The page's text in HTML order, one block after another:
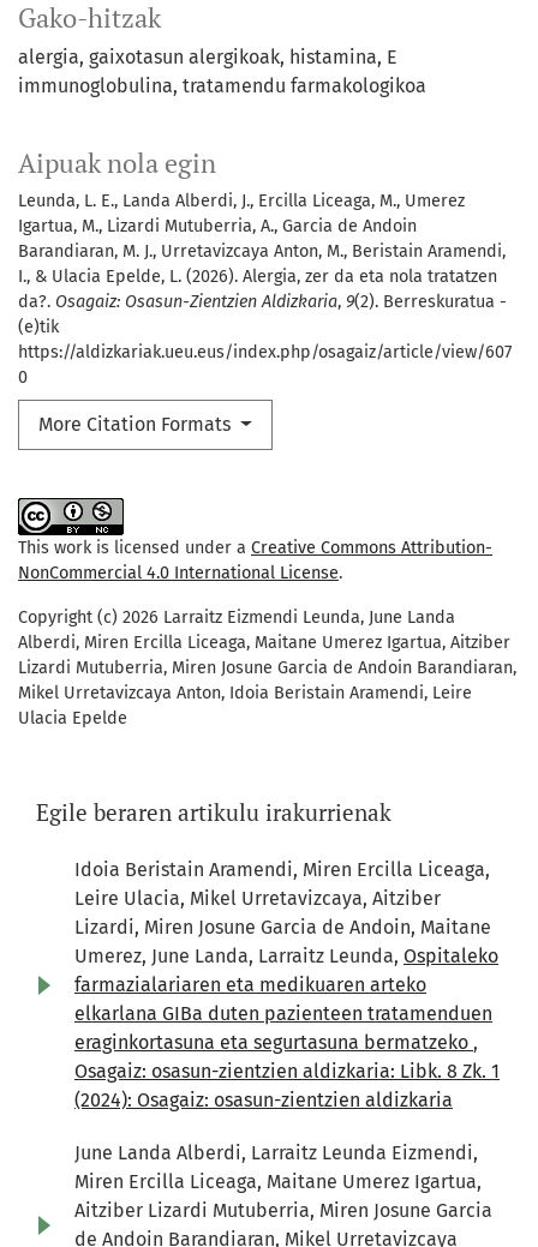
Gako-hitzak
alergia gaixotasun alergikoak histamina E
immunoglobulina tratamendu farmakologikoa
Aipuak nola egin
Leunda, L. E., Landa Alberdi, J., Ercilla Liceaga, M., Umerez
Igartua, M., Lizardi Mutuberria, A., Garcia de Andoin
Barandiaran, M. J., Urretavizcaya Anton, M., Beristain Aramendi,
I., & Ulacia Epelde, L. (2026). Alergia, zer da eta nola tratatzen
da?. Osagaiz: Osasun-Zientzien Aldizkaria, 9(2). Berreskuratua -
(e)tik
https://aldizkariak.ueu.eus/index.php/osagaiz/article/view/607
0
More Citation Formats
This work is licensed under a Creative Commons Attribution-
NonCommercial 4.0 International License.
Copyright (c) 2026 Larraitz Eizmendi Leunda, June Landa
Alberdi, Miren Ercilla Liceaga, Maitane Umerez Igartua, Aitziber
Lizardi Mutuberria, Miren Josune Garcia de Andoin Barandiaran,
Mikel Urretavizcaya Anton, Idoia Beristain Aramendi, Leire
Ulacia Epelde
Egile beraren artikulu irakurrienak
Idoia Beristain Aramendi, Miren Ercilla Liceaga,
Leire Ulacia, Mikel Urretavizcaya, Aitziber
Lizardi, Miren Josune Garcia de Andoin, Maitane
Umerez, June Landa, Larraitz Leunda, Ospitaleko
farmazialariaren eta medikuaren arteko
elkarlana GIBa duten pazienteen tratamenduen
eraginkortasuna eta segurtasuna bermatzeko ,
Osagaiz: osasun-zientzien aldizkaria: Libk. 8 Zk. 1
(2024): Osagaiz: osasun-zientzien aldizkaria
June Landa Alberdi, Larraitz Leunda Eizmendi,
Miren Ercilla Liceaga, Maitane Umerez Igartua,
Aitziber Lizardi Mutuberria, Miren Josune Garcia
de Andoin Barandiaran, Mikel Urretavizcaya